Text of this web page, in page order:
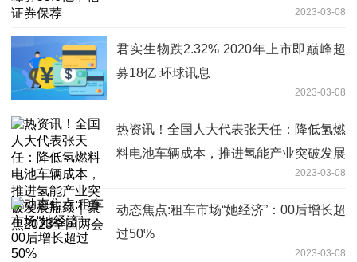
2023-03-08
君实生物跌2.32% 2020年上市即巅峰超
募18亿 环球讯息
2023-03-08
热资讯！全国人大代表张天任：降低氢燃
料电池车辆成本，推进氢能产业突破发展
2023-03-08
动态焦点:租车市场“她经济”：00后增长超
过50%
2023-03-08